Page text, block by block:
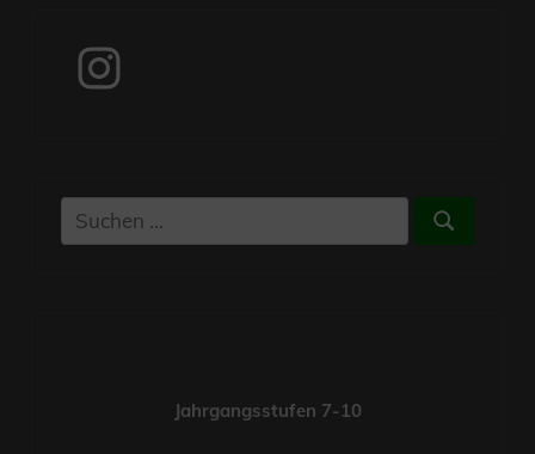
Instagram
Suchen
nach:
Suchen
Jahrgangsstufen 7-10